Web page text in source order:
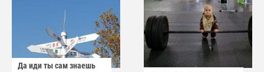
Да иди ты сам знаешь